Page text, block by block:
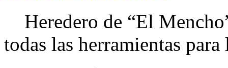
Heredero de “El
todas las herramientas